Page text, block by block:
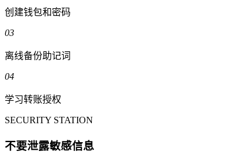
创建钱包和密码
03
离线备份助记词
04
学习转账授权
SECURITY STATION
不要泄露敏感信息